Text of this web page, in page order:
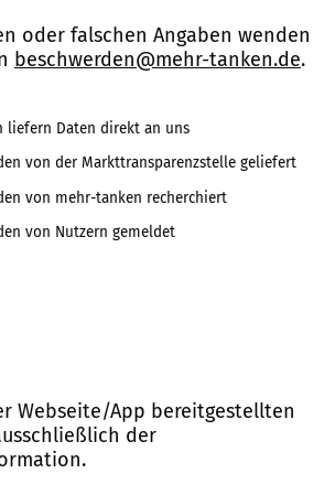
oder falschen Angaben wenden
beschwerden@mehr-tanken.de.
liefern Daten direkt an uns
von der Markttransparenzstelle geliefert
von mehr-tanken recherchiert
von Nutzern gemeldet
Webseite/App bereitgestellten
der